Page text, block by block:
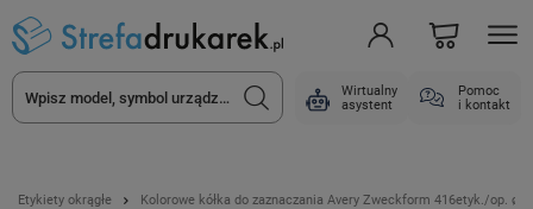
Wirtualny
asystent
Pomoc
i kontakt
Etykiety okrągłe Kolorowe kółka do zaznaczania Avery Zweckform 416etyk./op.